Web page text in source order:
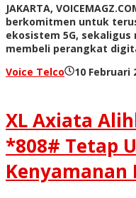
JAKARTA,
berkomitmen untuk
ekosistem 5G,
membeli perangkat
Voice Telco
10 Februari
XL Axiata
*808# Tetap
Kenyamanan